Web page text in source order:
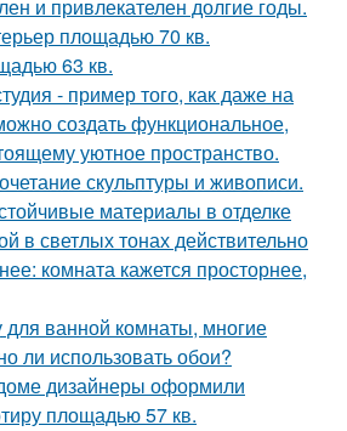
и привлекателен долгие годы.
площадью 70 кв.
63 кв.
- пример того, как даже на
создать функциональное,
уютное пространство.
скульптуры и живописи.
материалы в отделке
в светлых тонах действительно
комната кажется просторнее,
для ванной комнаты, многие
ли использовать обои?
дизайнеры оформили
площадью 57 кв.